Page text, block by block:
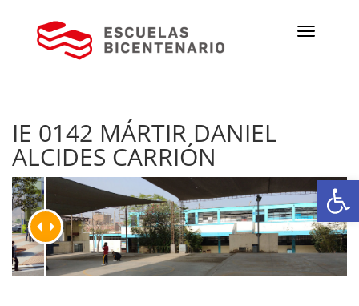
IE 0142 MÁRTIR DANIEL
ALCIDES CARRIÓN